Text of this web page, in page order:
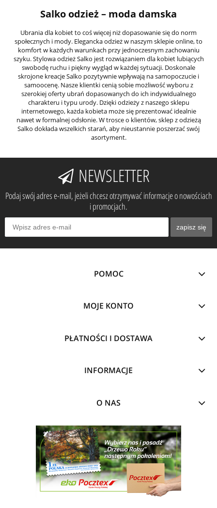
Salko odzież – moda damska
Ubrania dla kobiet to coś więcej niż dopasowanie się do norm
społecznych i mody. Elegancka odzież w naszym sklepie online, to
komfort w każdych warunkach przy jednoczesnym zachowaniu
szyku. Stylowa odzież Salko jest rozwiązaniem dla kobiet lubiących
swobodę ruchu i piękny wygląd w każdej sytuacji. Doskonale
skrojone kreacje Salko pozytywnie wpływają na samopoczucie i
samoocenę. Nasze klientki cenią sobie możliwość wyboru z
szerokiej oferty ubrań dopasowanych do ich indywidualnego
charakteru i typu urody. Dzięki odzieży z naszego sklepu
internetowego, każda kobieta może się prezentować idealnie
nawet w formalnej odsłonie. W trosce o klientów, sklep z odzieżą
Salko dokłada wszelkich starań, aby nieustannie poszerzać swój
asortyment.
NEWSLETTER
Podaj swój adres e-mail, jeżeli chcesz otrzymywać informacje o nowościach
i promocjach.
zapisz się
POMOC
MOJE KONTO
PŁATNOŚCI I DOSTAWA
INFORMACJE
O NAS